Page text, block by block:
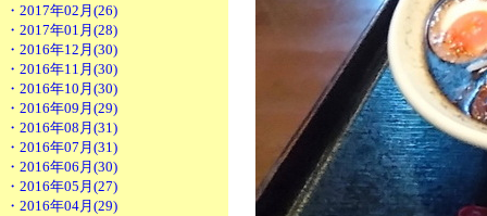
・2017年02月(26)
・2017年01月(28)
・2016年12月(30)
・2016年11月(30)
・2016年10月(30)
・2016年09月(29)
・2016年08月(31)
・2016年07月(31)
・2016年06月(30)
・2016年05月(27)
・2016年04月(29)